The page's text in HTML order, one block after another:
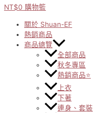
NT$0 購物籃
關於 Shuan-EF
熱銷商品
商品總覽
全部商品
秋冬專區
熱銷商品⭐
上衣
下著
連身、套裝